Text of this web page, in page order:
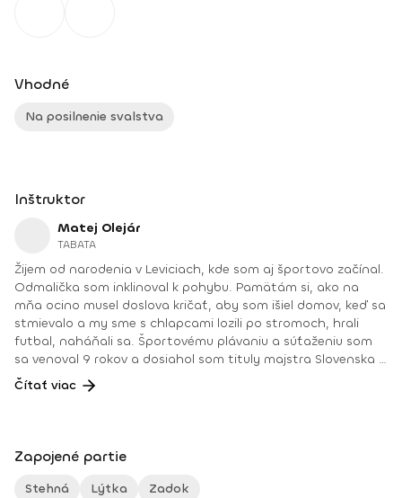
Vhodné
Na posilnenie svalstva
Inštruktor
Matej Olejár
TABATA
Žijem od narodenia v Leviciach, kde som aj športovo začínal.
Odmalička som inklinoval k pohybu. Pamätám si, ako na
mňa ocino musel doslova kričať, aby som išiel domov, keď sa
stmievalo a my sme s chlapcami lozili po stromoch, hrali
futbal, naháňali sa. Športovému plávaniu a súťaženiu som
sa venoval 9 rokov a dosiahol som tituly majstra Slovenska v
plávaní. Od 16 rokov som vedel, že mojou vysnívanou prácou
raz bude činnosť, ktorej sa už pár rokov venujem – osobný
Pomôcť im aj psychickou podporou priamo na tréningu, a
keď treba, aj mimo neho. Rád cestujem, športujem, varím,
trávim čas v prírode a venujem sa rodine. A v neposlednom
Čítať viac
Zapojené partie
Stehná Lýtka Zadok